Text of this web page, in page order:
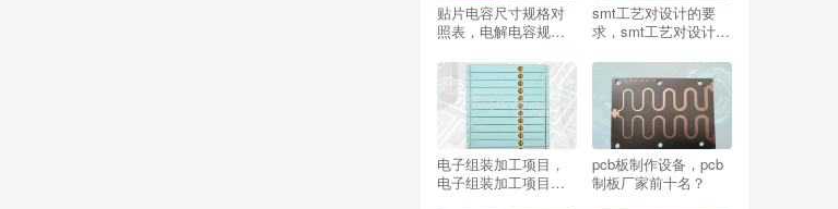
贴片电容尺寸规格对
照表，电解电容规格
smt工艺对设计的要
求，smt工艺对设计的
电子组装加工项目，
电子组装加工项目有
pcb板制作设备，pcb
制板厂家前十名？